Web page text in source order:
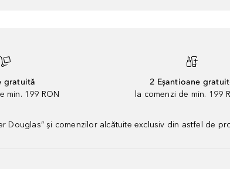
gratuită
min. 199 RON
2 Eșantioane
la comenzi de min. 199
Douglas” și comenzilor alcătuite exclusiv din astfel de